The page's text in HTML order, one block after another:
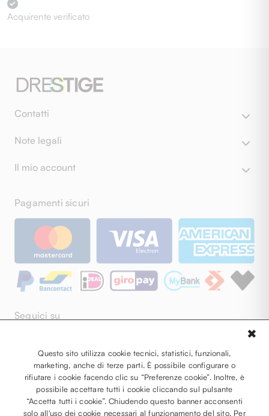
Acquirente verificato
Contatti
Note legali
Il mio account
Pagamenti sicuri
Seguici su
Instagram
YouTube
Pinterest
Questo sito utilizza cookie tecnici, statistici, funzionali,
marketing, anche di terze parti. È possibile configurare o
rifiutare i cookie facendo clic su “Preferenze cookie”. Inoltre, è
possibile accettare tutti i cookie cliccando sul pulsante
“Accetta tutti i cookie”. Chiudendo questo banner acconsenti
solo all'uso dei cookie necessari al funzionamento del sito. Per
✖